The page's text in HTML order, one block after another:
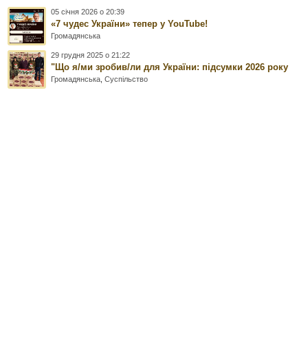
05 січня 2026 о 20:39
«7 чудес України» тепер у YouTube!
Громадянська
29 грудня 2025 о 21:22
"Що я/ми зробив/ли для України: підсумки 2026 року
Громадянська ,Суспільство